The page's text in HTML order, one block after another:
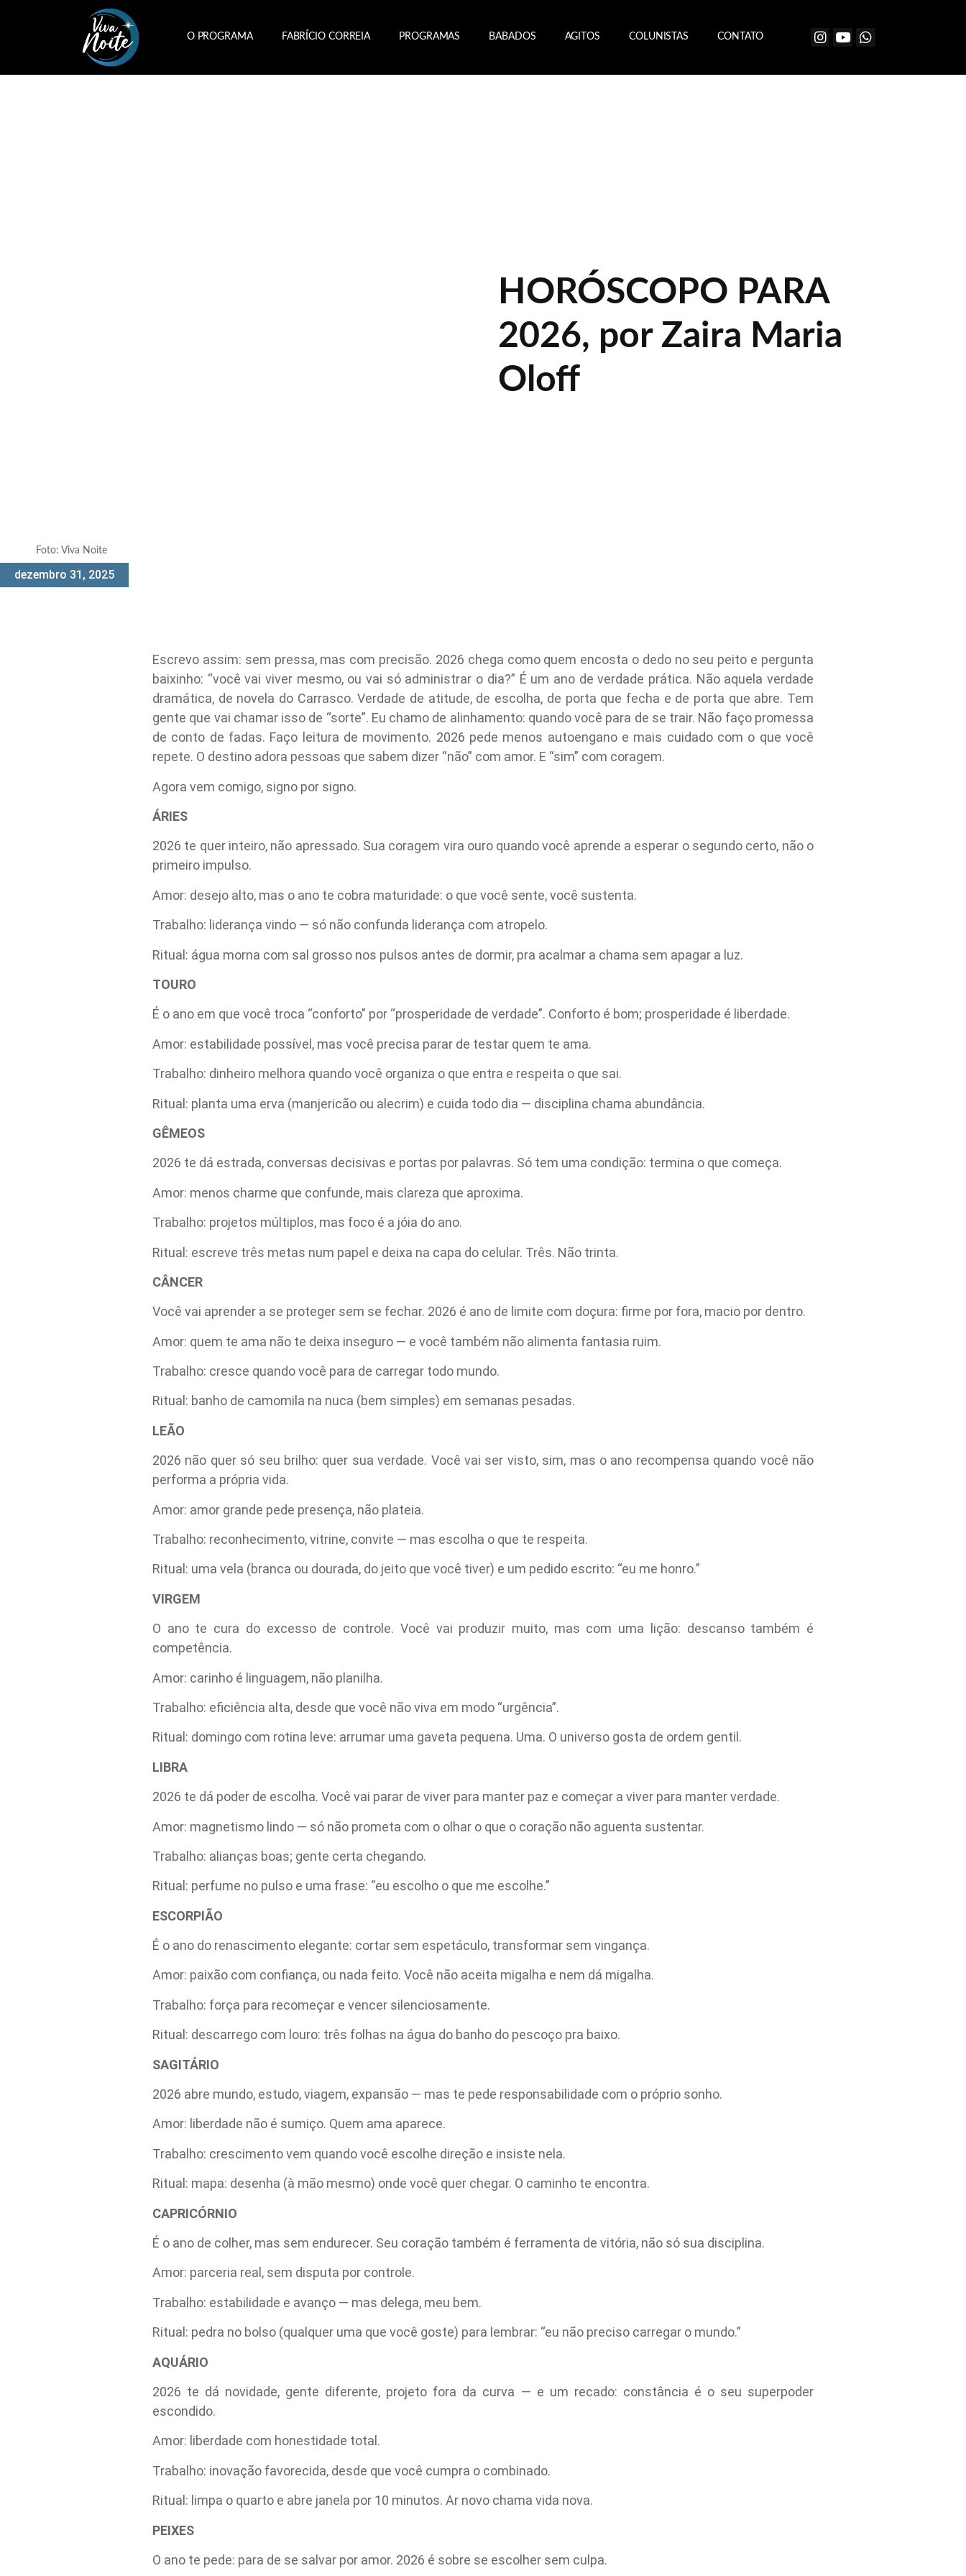
O PROGRAMA FABRÍCIO CORREIA PROGRAMAS BABADOS AGITOS COLUNISTAS CONTATO
Foto: Viva Noite
dezembro 31, 2025
HORÓSCOPO PARA
2026, por Zaira Maria
Oloff
Escrevo assim: sem pressa, mas com precisão. 2026 chega como quem encosta o dedo no seu peito e pergunta
baixinho: “você vai viver mesmo, ou vai só administrar o dia?” É um ano de verdade prática. Não aquela verdade
dramática, de novela do Carrasco. Verdade de atitude, de escolha, de porta que fecha e de porta que abre. Tem
gente que vai chamar isso de “sorte”. Eu chamo de alinhamento: quando você para de se trair. Não faço promessa
de conto de fadas. Faço leitura de movimento. 2026 pede menos autoengano e mais cuidado com o que você
repete. O destino adora pessoas que sabem dizer “não” com amor. E “sim” com coragem.
Agora vem comigo, signo por signo.
ÁRIES
2026 te quer inteiro, não apressado. Sua coragem vira ouro quando você aprende a esperar o segundo certo, não o
primeiro impulso.
Amor: desejo alto, mas o ano te cobra maturidade: o que você sente, você sustenta.
Trabalho: liderança vindo — só não confunda liderança com atropelo.
Ritual: água morna com sal grosso nos pulsos antes de dormir, pra acalmar a chama sem apagar a luz.
TOURO
É o ano em que você troca “conforto” por “prosperidade de verdade”. Conforto é bom; prosperidade é liberdade.
Amor: estabilidade possível, mas você precisa parar de testar quem te ama.
Trabalho: dinheiro melhora quando você organiza o que entra e respeita o que sai.
Ritual: planta uma erva (manjericão ou alecrim) e cuida todo dia — disciplina chama abundância.
GÊMEOS
2026 te dá estrada, conversas decisivas e portas por palavras. Só tem uma condição: termina o que começa.
Amor: menos charme que confunde, mais clareza que aproxima.
Trabalho: projetos múltiplos, mas foco é a jóia do ano.
Ritual: escreve três metas num papel e deixa na capa do celular. Três. Não trinta.
CÂNCER
Você vai aprender a se proteger sem se fechar. 2026 é ano de limite com doçura: firme por fora, macio por dentro.
Amor: quem te ama não te deixa inseguro — e você também não alimenta fantasia ruim.
Trabalho: cresce quando você para de carregar todo mundo.
Ritual: banho de camomila na nuca (bem simples) em semanas pesadas.
LEÃO
2026 não quer só seu brilho: quer sua verdade. Você vai ser visto, sim, mas o ano recompensa quando você não
performa a própria vida.
Amor: amor grande pede presença, não plateia.
Trabalho: reconhecimento, vitrine, convite — mas escolha o que te respeita.
Ritual: uma vela (branca ou dourada, do jeito que você tiver) e um pedido escrito: “eu me honro.”
VIRGEM
O ano te cura do excesso de controle. Você vai produzir muito, mas com uma lição: descanso também é
competência.
Amor: carinho é linguagem, não planilha.
Trabalho: eficiência alta, desde que você não viva em modo “urgência”.
Ritual: domingo com rotina leve: arrumar uma gaveta pequena. Uma. O universo gosta de ordem gentil.
LIBRA
2026 te dá poder de escolha. Você vai parar de viver para manter paz e começar a viver para manter verdade.
Amor: magnetismo lindo — só não prometa com o olhar o que o coração não aguenta sustentar.
Trabalho: alianças boas; gente certa chegando.
Ritual: perfume no pulso e uma frase: “eu escolho o que me escolhe.”
ESCORPIÃO
É o ano do renascimento elegante: cortar sem espetáculo, transformar sem vingança.
Amor: paixão com confiança, ou nada feito. Você não aceita migalha e nem dá migalha.
Trabalho: força para recomeçar e vencer silenciosamente.
Ritual: descarrego com louro: três folhas na água do banho do pescoço pra baixo.
SAGITÁRIO
2026 abre mundo, estudo, viagem, expansão — mas te pede responsabilidade com o próprio sonho.
Amor: liberdade não é sumiço. Quem ama aparece.
Trabalho: crescimento vem quando você escolhe direção e insiste nela.
Ritual: mapa: desenha (à mão mesmo) onde você quer chegar. O caminho te encontra.
CAPRICÓRNIO
É o ano de colher, mas sem endurecer. Seu coração também é ferramenta de vitória, não só sua disciplina.
Amor: parceria real, sem disputa por controle.
Trabalho: estabilidade e avanço — mas delega, meu bem.
Ritual: pedra no bolso (qualquer uma que você goste) para lembrar: “eu não preciso carregar o mundo.”
AQUÁRIO
2026 te dá novidade, gente diferente, projeto fora da curva — e um recado: constância é o seu superpoder
escondido.
Amor: liberdade com honestidade total.
Trabalho: inovação favorecida, desde que você cumpra o combinado.
Ritual: limpa o quarto e abre janela por 10 minutos. Ar novo chama vida nova.
PEIXES
O ano te pede: para de se salvar por amor. 2026 é sobre se escolher sem culpa.